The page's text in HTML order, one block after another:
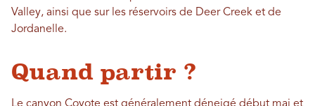
Valley, ainsi que sur les réservoirs de Deer Creek et de
Jordanelle.
Quand partir ?